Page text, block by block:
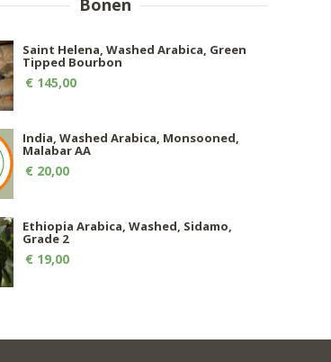
Bonen
Saint Helena, Washed Arabica, Green
Tipped Bourbon
€ 145,00
India, Washed Arabica, Monsooned,
Malabar AA
€ 20,00
Ethiopia Arabica, Washed, Sidamo,
Grade 2
€ 19,00